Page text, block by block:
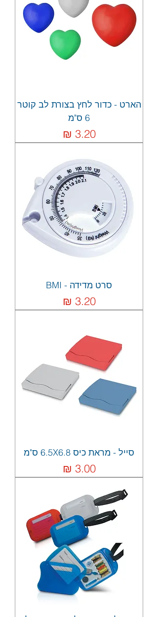
הארט - כדור לחץ בצורת לב קוטר
6 ס"מ
מחיר‏3.20 ‏₪
סרט מדידה - BMI
מחיר‏3.20 ‏₪
סייל - מראת כיס 6.5X6.8 ס"מ
מחיר‏3.00 ‏₪